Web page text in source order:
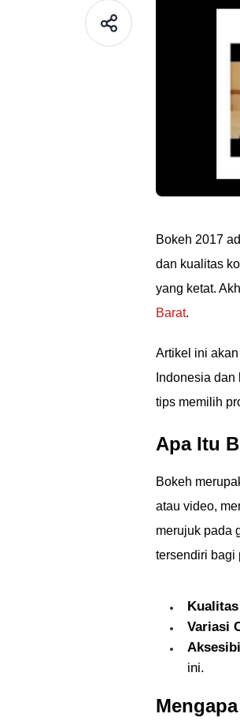
Bokeh 2017
dan kualitas
yang ketat.
Barat.
Artikel ini
Indonesia
tips memilih
Apa Itu
Bokeh
atau video,
merujuk pada
tersendiri bagi
Variasi
ini.